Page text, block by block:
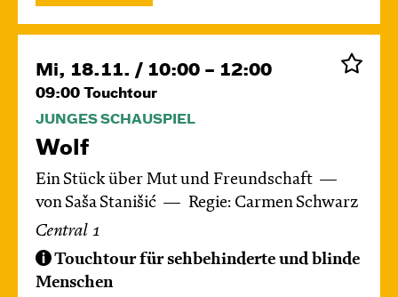
Mi, 18.11. / 10:00 – 12:00
09:00 Touchtour
JUNGES SCHAUSPIEL
Wolf
Ein Stück über Mut und Freundschaft
von Saša Stanišić
Regie: Carmen Schwarz
Central 1
Touchtour für sehbehinderte und blinde
Menschen